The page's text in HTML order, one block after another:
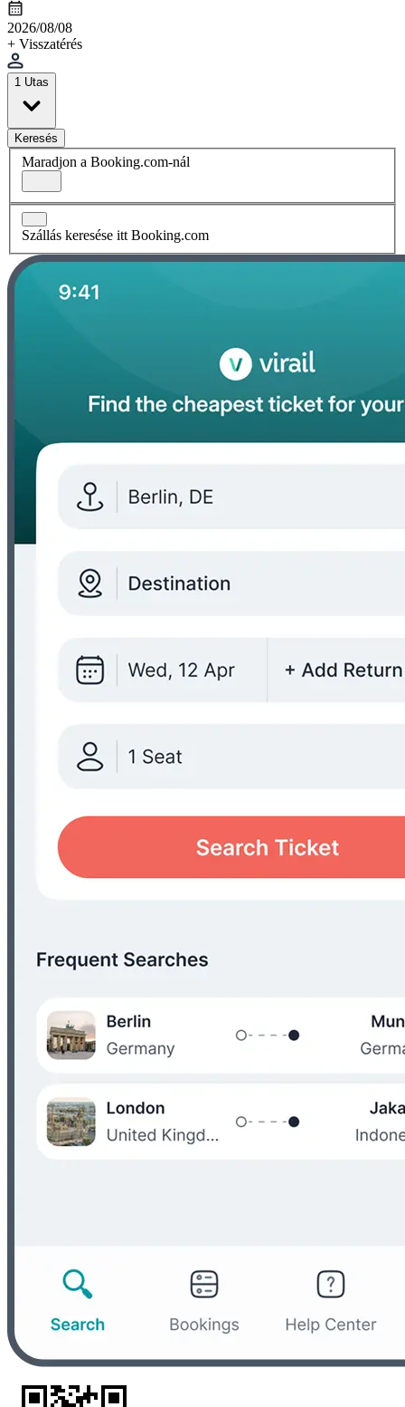
2026/08/08
+ Visszatérés
1 Utas
Keresés
Maradjon a Booking.com-nál
Szállás keresése itt Booking.com